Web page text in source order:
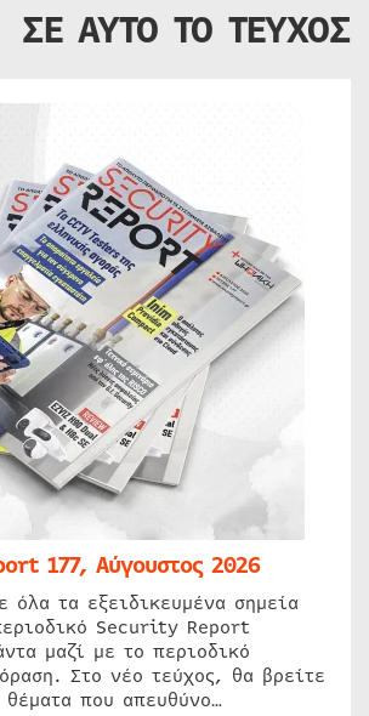
ΣΕ ΑΥΤΟ ΤΟ ΤΕΥΧΟΣ
177, Αύγουστος 2026
όλα τα εξειδικευμένα σημεία
Security Report
μαζί με το περιοδικό
Στο νέο τεύχος, θα βρείτε
θέματα που απευθύνο…